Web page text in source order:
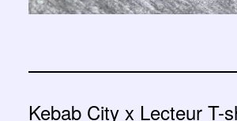
Kebab City x Lecteur T-